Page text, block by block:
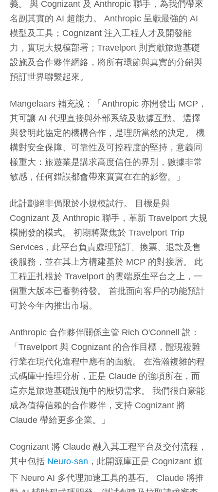
義。 與 Cognizant 及 Anthropic 聯手，為我們帶來
名副其實的 AI 超能力。 Anthropic 呈獻最強的 AI
模型及工具；Cognizant 注入工程人才及開發能
力，實現大規模部署；Travelport 則貢獻旅遊基礎
設施及合作夥伴網絡，將所有環節與真實的分銷與
預訂世界聯繫起來。
Mangelaars 補充說：「Anthropic 亦開發出 MCP，
其可讓 AI 代理直接與外部系統及數據互動。 選擇
與發明此協定的機構合作，是理所當然的決定。 機
構對安全保障、可靠性及可控程度的堅持，意義同
樣重大：旅遊業是講求高度信任的界別，數據非常
敏感，任何錯誤都會帶來實實在在的影響。」
此計劃絕非侷限於小規模試行。 目標是與
Cognizant 及 Anthropic 聯手，革新 Travelport 大規
模開發的模式。 初期將聚焦於 Travelport Trip
Services，此平台負責處理預訂、換票、退款及售
後服務，並在其上方構建基於 MCP 的對接層。 此
工程正扎根於 Travelport 的雲端原生平台之上，一
個重大版本已蓄勢待發。 首批面向客戶的功能預計
可於今年內推出市場。
Anthropic 合作夥伴關係主管 Rich O'Connell 說：
「Travelport 與 Cognizant 的合作目標，體現複雜
行業在現代化進程中應有的面貌。 在浩瀚複雜的程
式碼庫中推理分析，正是 Claude 的強項所在，而
這亦是旅遊基礎設施中的殷切需求。 我們很自豪能
成為值得信賴的合作夥伴，支持 Cognizant 將
Claude 帶給更多企業。」
Cognizant 將 Claude 融入其工程平台及交付流程，
其中包括 Neuro-san ，此開源庫正是 Cognizant 旗
下 Neuro AI 多代理加速工具的基石。 Claude 將推